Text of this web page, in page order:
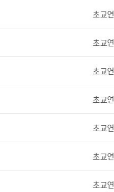
초교연
초교연
초교연
초교연
초교연
초교연
초교연